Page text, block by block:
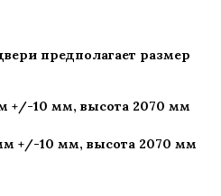
предполагает размер
+/-10 мм, высота 2070 мм
+/-10 мм, высота 2070 мм